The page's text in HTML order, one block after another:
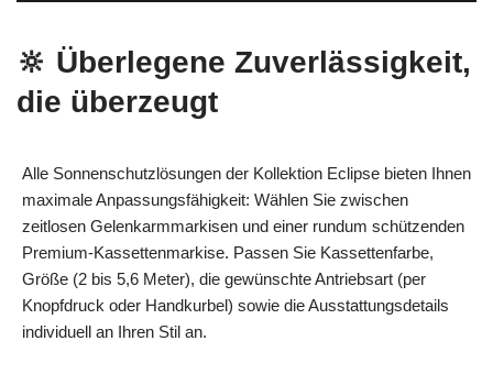
🔆 Überlegene Zuverlässigkeit,
die überzeugt
Alle Sonnenschutzlösungen der Kollektion Eclipse bieten Ihnen
maximale Anpassungsfähigkeit: Wählen Sie zwischen
zeitlosen Gelenkarmmarkisen und einer rundum schützenden
Premium-Kassettenmarkise. Passen Sie Kassettenfarbe,
Größe (2 bis 5,6 Meter), die gewünschte Antriebsart (per
Knopfdruck oder Handkurbel) sowie die Ausstattungsdetails
individuell an Ihren Stil an.